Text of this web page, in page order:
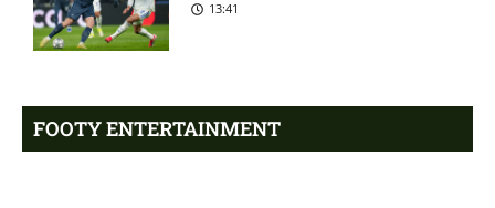
FC København: Optakt,
forventede opstillinger,
skader og karantæner
DBU Pokalen – Aabenraa mod
13:41
FOOTY ENTERTAINMENT